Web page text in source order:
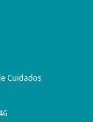
Cuidados